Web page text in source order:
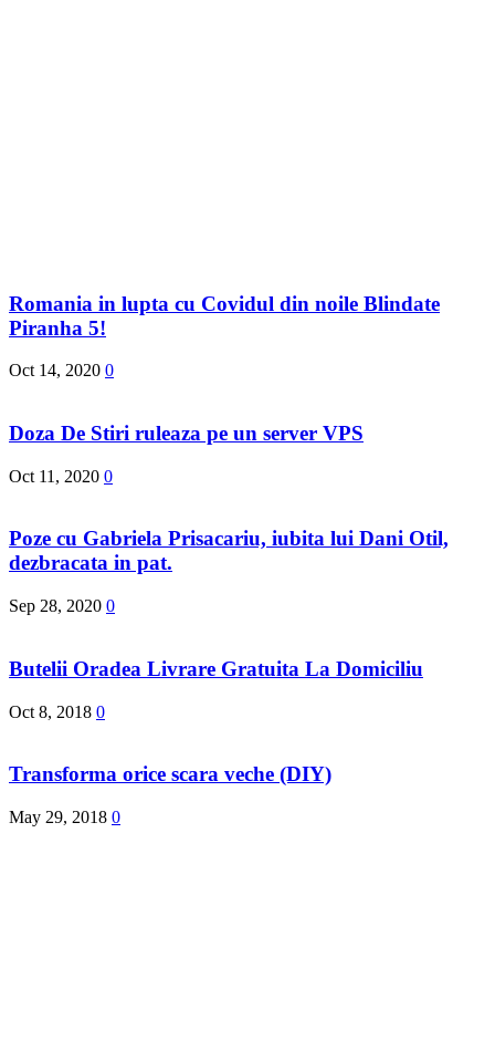
Romania in lupta cu Covidul din noile Blindate
Piranha 5!
Oct 14, 2020 0
Doza De Stiri ruleaza pe un server VPS
Oct 11, 2020 0
Poze cu Gabriela Prisacariu, iubita lui Dani Otil,
dezbracata in pat.
Sep 28, 2020 0
Butelii Oradea Livrare Gratuita La Domiciliu
Oct 8, 2018 0
Transforma orice scara veche (DIY)
May 29, 2018 0